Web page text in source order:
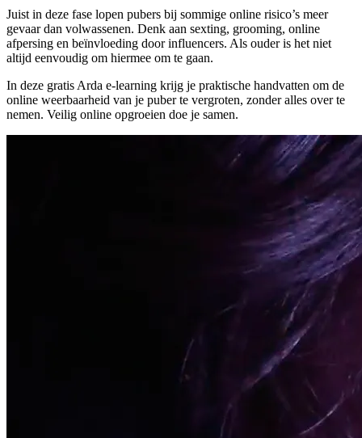
Juist in deze fase lopen pubers bij sommige online risico’s meer
gevaar dan volwassenen. Denk aan sexting, grooming, online
afpersing en beïnvloeding door influencers. Als ouder is het niet
altijd eenvoudig om hiermee om te gaan.
In deze gratis Arda e-learning krijg je praktische handvatten om de
online weerbaarheid van je puber te vergroten, zonder alles over te
nemen. Veilig online opgroeien doe je samen.